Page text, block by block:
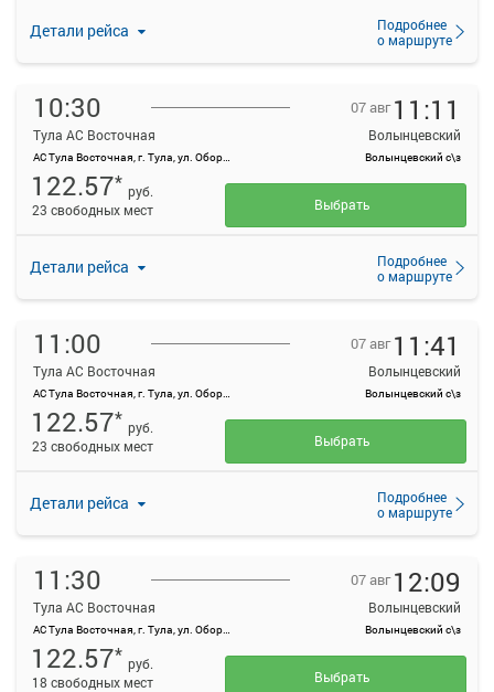
Детали рейса
Подробнее
о маршруте
10:30
Тула АС Восточная
АС Тула Восточная, г. Тула, ул. Оборонная, 83
07 авг 11:11
Волынцевский
Волынцевский с\з
Детали рейса
Подробнее
о маршруте
122.57* руб.
23 свободных мест
Выбрать
11:00
Тула АС Восточная
АС Тула Восточная, г. Тула, ул. Оборонная, 83
07 авг 11:41
Волынцевский
Волынцевский с\з
Детали рейса
Подробнее
о маршруте
122.57* руб.
23 свободных мест
Выбрать
11:30
Тула АС Восточная
АС Тула Восточная, г. Тула, ул. Оборонная, 83
07 авг 12:09
Волынцевский
Волынцевский с\з
122.57* руб.
18 свободных мест
Выбрать